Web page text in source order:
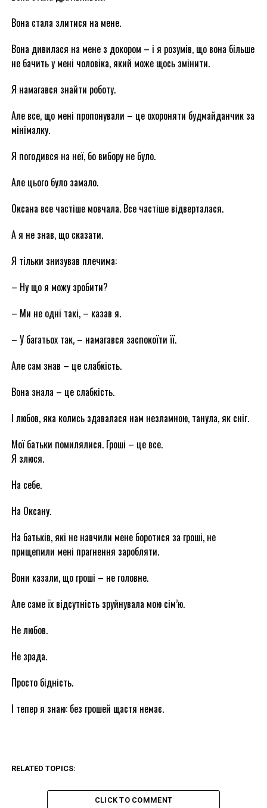
Вона стала злитися на мене.
Вона дивилася на мене з докором – і я розумів, що вона більше
не бачить у мені чоловіка, який може щось змінити.
Я намагався знайти роботу.
Але все, що мені пропонували – це охороняти будмайданчик за
мінімалку.
Я погодився на неї, бо вибору не було.
Але цього було замало.
Оксана все частіше мовчала. Все частіше відверталася.
А я не знав, що сказати.
Я тільки знизував плечима:
– Ну що я можу зробити?
– Ми не одні такі, – казав я.
– У багатьох так, – намагався заспокоїти її.
Але сам знав – це слабкість.
Вона знала – це слабкість.
І любов, яка колись здавалася нам незламною, танула, як сніг.
Мої батьки помилялися. Гроші – це все.
Я злюся.
На себе.
На Оксану.
На батьків, які не навчили мене боротися за гроші, не
прищепили мені прагнення заробляти.
Вони казали, що гроші – не головне.
Але саме їх відсутність зруйнувала мою сім’ю.
Не любов.
Не зрада.
Просто бідність.
І тепер я знаю: без грошей щастя немає.
RELATED TOPICS:
CLICK TO COMMENT